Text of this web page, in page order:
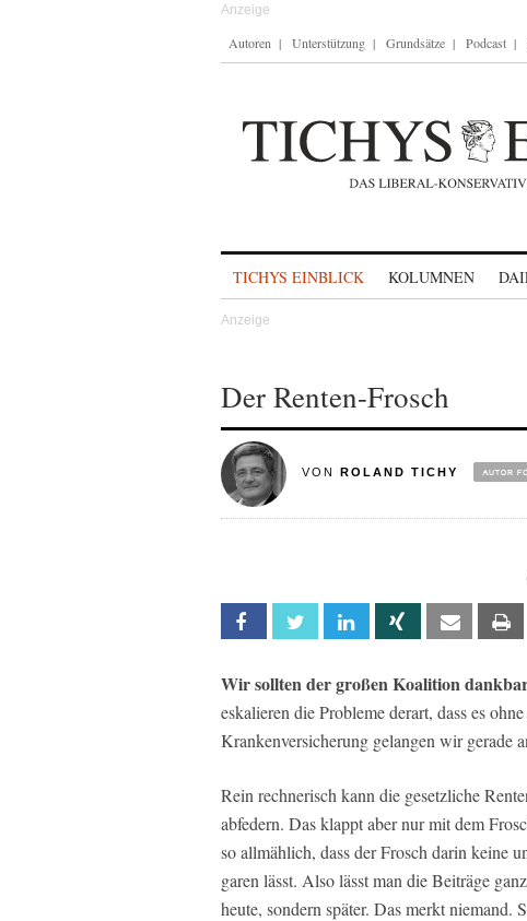
Autoren Unterstützung Grundsätze Podcast
TICHYS EINBLICK KOLUMNEN
Der Renten-Frosch
VON ROLAND TICHY
Facebook Twitter Linkedin Xing Email
Wir sollten der großen Koalition
eskalieren die Probleme derart, dass es
Krankenversicherung gelangen wir gerade
Rein rechnerisch kann die gesetzliche
abfedern. Das klappt aber nur mit dem
so allmählich, dass der Frosch darin keine
garen lässt. Also lässt man die Beiträge
heute, sondern später. Das merkt niemand.